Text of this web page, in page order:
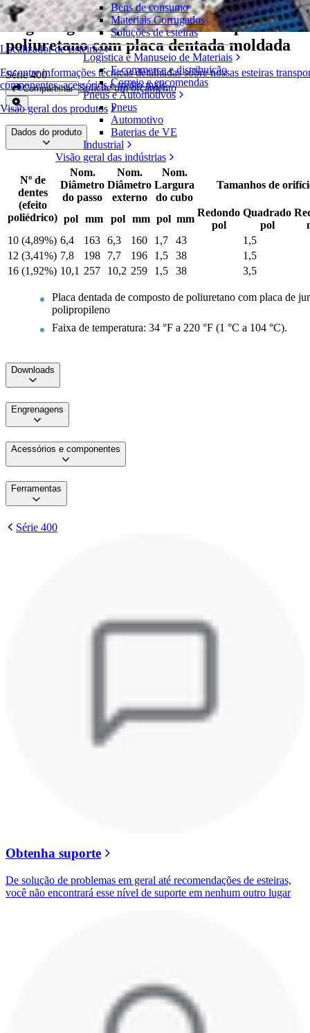
Localizador de Esteiras
Encontre informações técnicas detalhadas sobre nossas esteiras
componentes, acessórios e muito mais
Visão geral dos produtos
Bens de consumo
Materiais Corrugados
Soluções de esteiras
Logística e Manuseio de Materiais
E-commerce e distribuição
Correio e encomendas
Pneus e Automotivos
Pneus
Automotivo
Baterias de VE
Industrial
Visão geral das indústrias
Engrenagens bipartidas em composto de
poliuretano com placa dentada moldada
Série 400
Compartilhar Solicite um orçamento
Dados do produto
Nº de
dentes
(efeito
poliédrico)
Nom.
Diâmetro
do passo
Nom.
Diâmetro
externo
Nom.
Largura
do cubo
Tamanhos de
pol mm pol mm pol mm
Redondo
pol
Quadrado
pol
10 (4,89%) 6,4 163 6,3 160 1,7 43
1,5
12 (3,41%) 7,8 198 7,7 196 1,5 38
1,5
16 (1,92%) 10,1 257 10,2 259 1,5 38 3,5
Placa dentada de composto de poliuretano com placa de
polipropileno
Faixa de temperatura: 34 °F a 220 °F (1 °C a 104 °C).
Downloads
Engrenagens
Acessórios e componentes
Ferramentas
Série 400
Obtenha suporte
De solução de problemas em geral até recomendações de esteiras,
você não encontrará esse nível de suporte em nenhum outro lugar